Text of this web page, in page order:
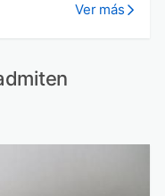
Ver más